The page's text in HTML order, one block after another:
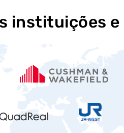
instituições e